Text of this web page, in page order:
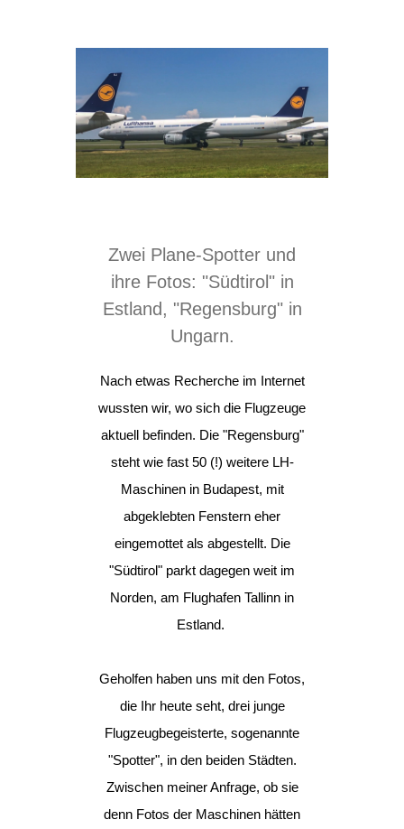
Zwei Plane-Spotter und
ihre Fotos: "Südtirol" in
Estland, "Regensburg" in
Ungarn.
Nach etwas Recherche im Internet
wussten wir, wo sich die Flugzeuge
aktuell befinden. Die "Regensburg"
steht wie fast 50 (!) weitere LH-
Maschinen in Budapest, mit
abgeklebten Fenstern eher
eingemottet als abgestellt. Die
"Südtirol" parkt dagegen weit im
Norden, am Flughafen Tallinn in
Estland.
Geholfen haben uns mit den Fotos,
die Ihr heute seht, drei junge
Flugzeugbegeisterte, sogenannte
"Spotter", in den beiden Städten.
Zwischen meiner Anfrage, ob sie
denn Fotos der Maschinen hätten